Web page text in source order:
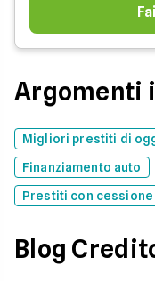
Argomenti
Migliori prestiti di
Finanziamento auto
Prestiti con
Blog